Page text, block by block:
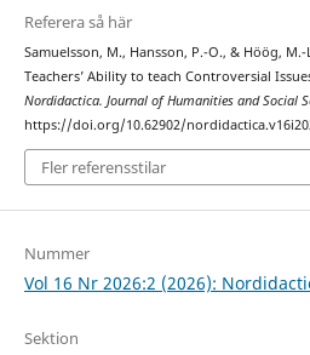
Referera så här
Samuelsson, M., Hansson, P.-O., & Höög,
Teachers’ Ability to teach Controversial
Nordidactica. Journal of Humanities and Social
https://doi.org/10.62902/
Fler referensstilar
Nummer
Vol 16 Nr 2026:2 (2026):
Sektion